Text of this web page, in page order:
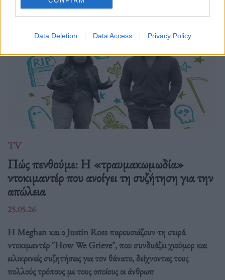
Data Deletion Data Access Privacy Policy
TV
Πώς πενθούμε: Η «τραυμακωμωδία»
ντοκιμαντέρ που ανοίγει τη συζήτηση για την
απώλεια
25.05.26
Η Meghan και ο Justin Ross παρουσιάζουν τη σειρά
ντοκιμαντέρ "How We Grieve", που συνδυάζει χιούμορ και
ειλικρινείς συζητήσεις για τον θάνατο, δείχνοντας τους
πολλούς τρόπους με τους οποίους οι άνθρωπ